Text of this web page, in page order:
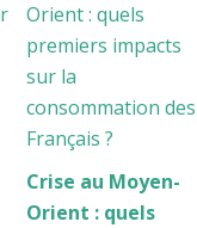
Crise au Moyen-
Orient : quels